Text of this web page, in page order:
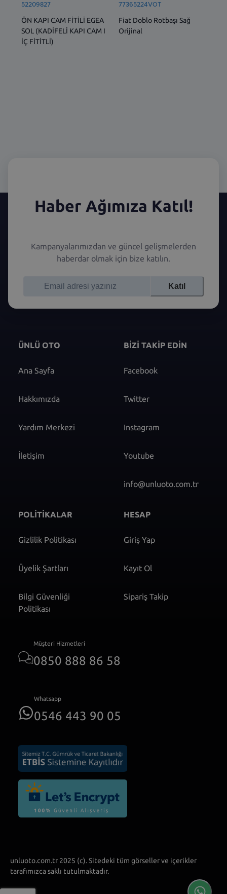
52209827
ÖN KAPI CAM FİTİLİ EGEA
SOL (KADİFELİ KAPI CAM I
İÇ FİTİTLİ)
77365224VOT
Fiat Doblo Rotbaşı Sağ
Orijinal
Haber Ağımıza Katıl!
Kampanyalarımızdan ve güncel gelişmelerden
haberdar olmak için bize katılın.
Katıl
ÜNLÜ OTO
Ana Sayfa
Hakkımızda
Yardım Merkezi
İletişim
BİZİ TAKİP EDİN
Facebook
Twitter
Instagram
Youtube
info@unluoto.com.tr
POLİTİKALAR
Gizlilik Politikası
Üyelik Şartları
Bilgi Güvenliği
Politikası
HESAP
Giriş Yap
Kayıt Ol
Sipariş Takip
Müşteri Hizmetleri
0850 888 86 58
Whatsapp
0546 443 90 05
unluoto.com.tr 2025 (c). Sitedeki tüm görseller ve içerikler
tarafımızca saklı tutulmaktadır.